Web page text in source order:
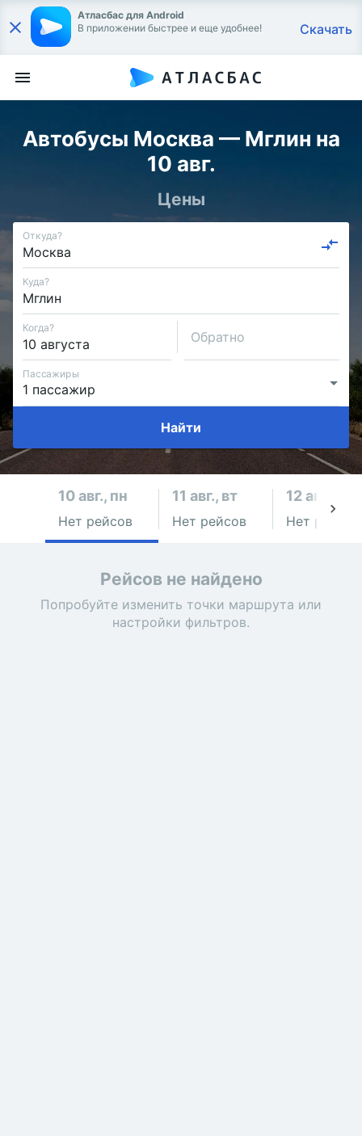
Атласбас для Android
В приложении быстрее и еще удобнее!
Скачать
Автобусы Москва — Мглин на
10 авг.
Цены
Откуда?
Куда?
Когда?
Обратно
Пассажиры
Найти
10 авг., пн
Нет рейсов
11 авг., вт
Нет рейсов
12 авг., ср
Нет рейсов
Рейсов не найдено
Попробуйте изменить точки маршрута или
настройки фильтров.